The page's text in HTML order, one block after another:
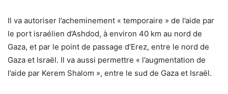
Il va autoriser l’acheminement « temporaire » de l’aide par
le port israélien d’Ashdod, à environ 40 km au nord de
Gaza, et par le point de passage d’Erez, entre le nord de
Gaza et Israël. Il va aussi permettre « l’augmentation de
l’aide par Kerem Shalom », entre le sud de Gaza et Israël.